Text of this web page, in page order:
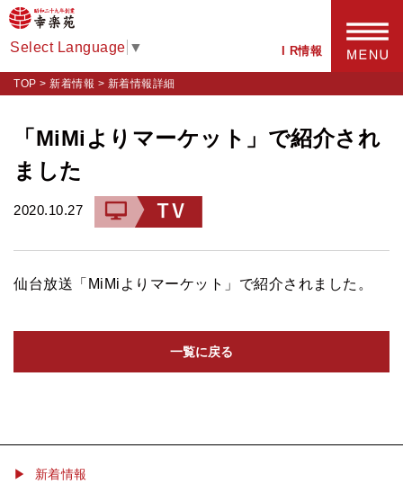
Select Language ▼ I R情報
TOP > 新着情報 > 新着情報詳細
「MiMiよりマーケット」で紹介され
ました
2020.10.27
仙台放送「MiMiよりマーケット」で紹介されました。
一覧に戻る
▶ 新着情報